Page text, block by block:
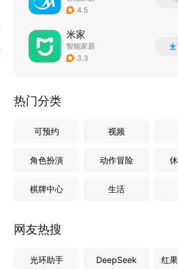
4.5
米家
智能家居
3.3
热门分类
可预约 视频
角色扮演 动作冒险
棋牌中心 生活
网友热搜
光环助手 DeepSeek 红